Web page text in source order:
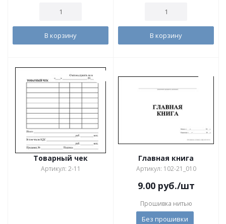
В корзину В корзину
Товарный чек
Артикул: 2-11
Главная книга
Артикул: 102-21_010
9.00руб./шт
Прошивка нитью
Без прошивки